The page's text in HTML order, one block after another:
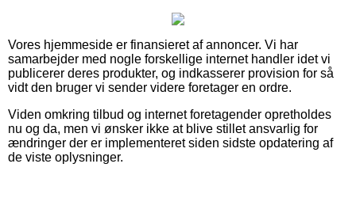
Vores hjemmeside er finansieret af annoncer. Vi har
samarbejder med nogle forskellige internet handler idet vi
publicerer deres produkter, og indkasserer provision for så
vidt den bruger vi sender videre foretager en ordre.
Viden omkring tilbud og internet foretagender opretholdes
nu og da, men vi ønsker ikke at blive stillet ansvarlig for
ændringer der er implementeret siden sidste opdatering af
de viste oplysninger.